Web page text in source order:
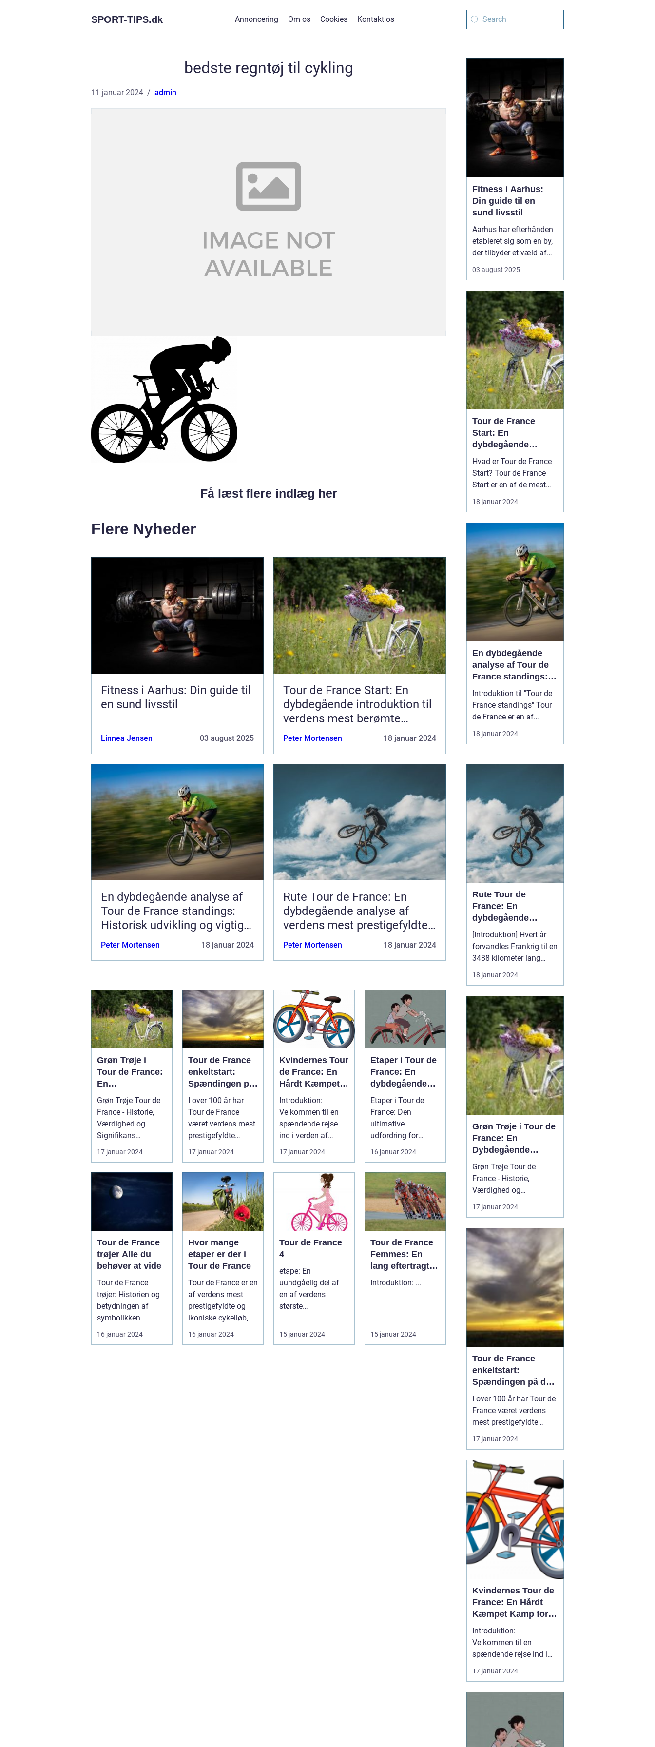
SPORT-TIPS.dk Annoncering Om os Cookies Kontakt os
bedste regntøj til cykling
11 januar 2024 admin
Få læst flere indlæg her
Flere Nyheder
Fitness i Aarhus: Din guide til
en sund livsstil
Linnea Jensen 03 august 2025
Tour de France Start: En
dybdegående introduktion til
verdens mest berømte
cykelløb
Peter Mortensen 18 januar 2024
En dybdegående analyse af
Tour de France standings:
Historisk udvikling og vigtige
informationer
Peter Mortensen 18 januar 2024
Rute Tour de France: En
dybdegående analyse af
verdens mest prestigefyldte
cykelløb
Peter Mortensen 18 januar 2024
Grøn Trøje i
Tour de France:
En
Dybdegående
Gennemgang
Grøn Trøje Tour de
France - Historie,
Værdighed og
Signifikans
Introduktion til Grøn
Trøje Tour de...
17 januar 2024
Tour de France
enkeltstart:
Spændingen på
den ensomme
vej
I over 100 år har
Tour de France
været verdens mest
prestigefyldte
cykelløb, og en af
de mest særlig...
17 januar 2024
Kvindernes Tour
de France: En
Hårdt Kæmpet
Kamp for
Ligestilling på
Cykelscenen
Introduktion:
Velkommen til en
spændende rejse
ind i verden af
"kvindernes Tour de
France". Dette er...
17 januar 2024
Etaper i Tour de
France: En
dybdegående
analyse af
historien og
betydningen af
etaper i det mest
prestigefyldte
cykelløb
Etaper i Tour de
France: Den
ultimative
udfordring for
cykelryttere Hvor
mange kilometer
skal man c...
16 januar 2024
Tour de France
trøjer Alle du
behøver at vide
Tour de France
trøjer: Historien og
betydningen af
symbolikken
Introduktion til Tour
de France trø...
16 januar 2024
Hvor mange
etaper er der i
Tour de France
Tour de France er en
af verdens mest
prestigefyldte og
ikoniske cykelløb,
der afholdes hvert
år i ju...
16 januar 2024
Tour de France
4
etape: En
uundgåelig del af
en af verdens
største
etape: En
uundgåelig del af ...
15 januar 2024
Tour de France
Femmes: En
lang eftertragtet
kvindelig
Introduktion: ...
15 januar 2024
Fitness i Aarhus:
Din guide til en
sund livsstil
Aarhus har efterhånden
etableret sig som en by,
der tilbyder et væld af
fitness og sundhed.
fitnesscentre og
træningstilbud gør det
nemt for enhver at finde
den rette måde at
træne...
03 august 2025
Tour de France
Start: En
dybdegående
introduktion til
verdens mest
berømte cykelløb
Hvad er Tour de France
Start? Tour de France
Start er en af de mest
spændende
begivenheder inden for
signalerer begyndelsen
på verdens mest
berømte, prestigefyldte
og udfordrende cykelløb,
Tour de France. Starten
er en begi...
18 januar 2024
En dybdegående
analyse af Tour de
France standings:
Historisk udvikling
og vigtige
informationer
Introduktion til "Tour de
France standings" Tour
de France er en af
verdens mest
prestigefyldte cykelløb,
tusindvis af sports- og
kendskab til "Tour de
France standings"
afgørend...
18 januar 2024
Rute Tour de
France: En
dybdegående
analyse af verdens
mest prestigefyldte
cykelløb
[Introduktion] Hvert år
forvandles Frankrig til en
3488 kilometer lang
cykelbane, hvor verdens
bedste cykelryttere
den berømte gule trøje.
Tour de France er uden
tvivl verdens mest
prestigefyldte cykelløb
og tiltrækker millio...
18 januar 2024
Grøn Trøje i Tour de
France: En
Dybdegående
Gennemgang
Grøn Trøje Tour de
France - Historie,
Værdighed og
Signifikans Introduktion
til Grøn Trøje Tour de
de France er symbolsk
og højtrangeret. Den
repræsenterer ikke bare
evnen til at være den
hurtigste rytter i løbet,
men også ...
17 januar 2024
Tour de France
enkeltstart:
Spændingen på den
ensomme vej
I over 100 år har Tour de
France været verdens
mest prestigefyldte
cykelløb, og en af de
mest særlige discipliner,
del af løbet, er
enkeltstarten. I denne
artikel vil vi dykke ned i
verdenen af "Tour de
France enkeltstart" og
u...
17 januar 2024
Kvindernes Tour de
France: En Hårdt
Kæmpet Kamp for
Ligestilling på
Cykelscenen
Introduktion:
Velkommen til en
spændende rejse ind i
verden af "kvindernes
Tour de France". Dette er
professionelle
cykelryttere i verden. I
denne artikel vil vi
17 januar 2024